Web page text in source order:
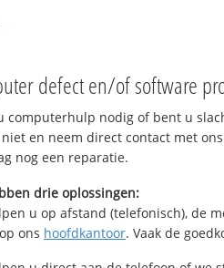
defect en/of software
computerhulp nodig of bent u
en neem direct contact met
nog een reparatie.
drie oplossingen:
u op afstand (telefonisch), de
ons hoofdkantoor. Vaak de